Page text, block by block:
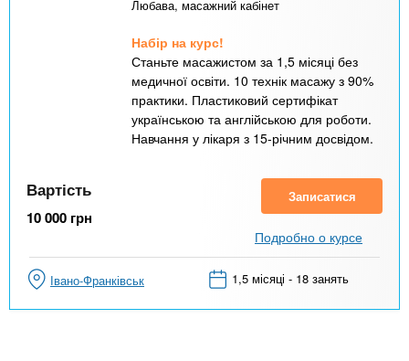
Любава, масажний кабінет
Набір на курс!
Станьте масажистом за 1,5 місяці без
медичної освіти. 10 технік масажу з 90%
практики. Пластиковий сертифікат
українською та англійською для роботи.
Навчання у лікаря з 15-річним досвідом.
Вартість
10 000 грн
Записатися
Подробно о курсе
Івано-Франківськ 1,5 місяці - 18 занять